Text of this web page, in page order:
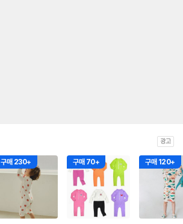
광고
구매 230+ 구매 70+ 구매 120+